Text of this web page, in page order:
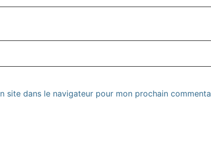
site dans le navigateur pour mon prochain